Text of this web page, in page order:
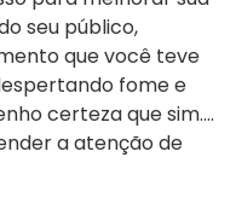
seu público,
que você teve
fome e
certeza que sim….
a atenção de